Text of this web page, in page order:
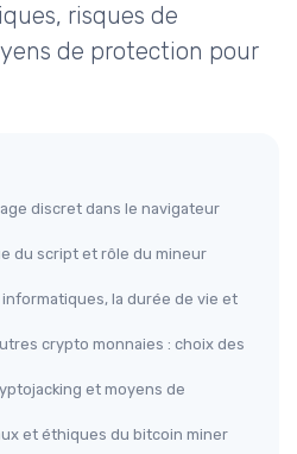
risques de
de protection pour
discret dans le navigateur
du script et rôle du mineur
la durée de vie et
crypto monnaies : choix des
et moyens de
et éthiques du bitcoin miner